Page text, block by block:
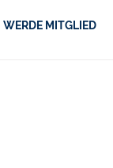
WERDE MITGLIED